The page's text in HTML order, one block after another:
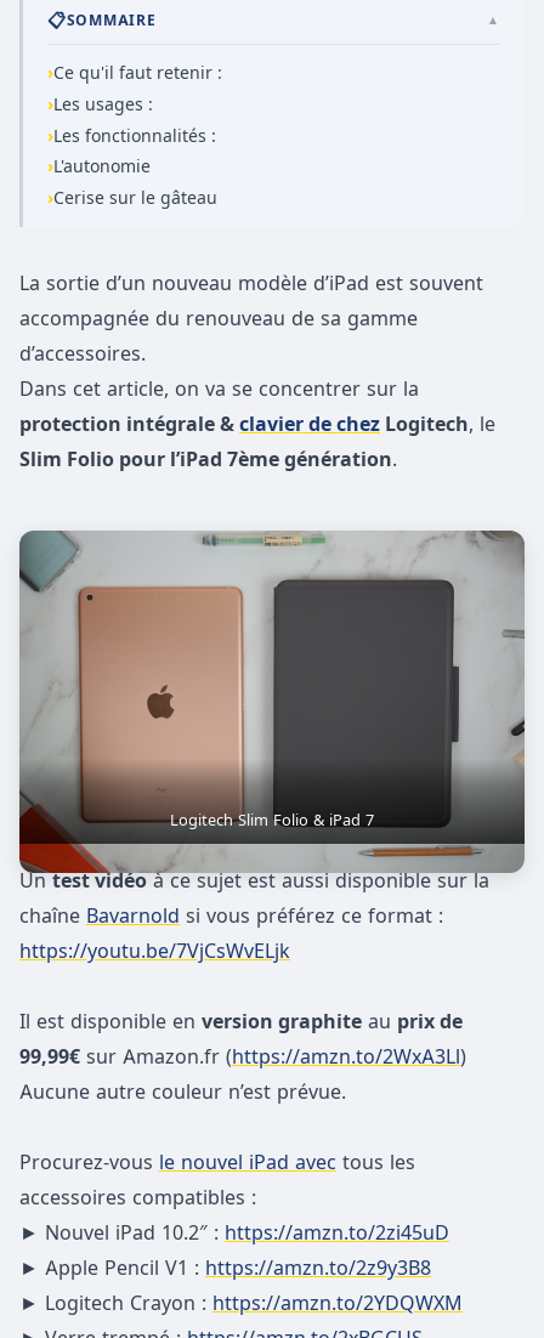
📋SOMMAIRE ▲
›Ce qu'il faut retenir :
›Les usages :
›Les fonctionnalités :
›L'autonomie
›Cerise sur le gâteau
La sortie d’un nouveau modèle d’iPad est souvent
accompagnée du renouveau de sa gamme
d’accessoires.
Dans cet article, on va se concentrer sur la
protection intégrale & clavier de chez Logitech, le
Slim Folio pour l’iPad 7ème génération.
Logitech Slim Folio & iPad 7
Untest vidéoà ce sujet est aussi disponible sur la
chaîne Bavarnold si vous préférez ce format :
https://youtu.be/7VjCsWvELjk
Il est disponible en version graphite au prix de
99,99€ sur Amazon.fr (https://amzn.to/2WxA3Ll)
Aucune autre couleur n’est prévue.
Procurez-vous le nouvel iPad avec tous les
accessoires compatibles :
► Nouvel iPad 10.2″ : https://amzn.to/2zi45uD
► Apple Pencil V1 : https://amzn.to/2z9y3B8
► Logitech Crayon : https://amzn.to/2YDQWXM